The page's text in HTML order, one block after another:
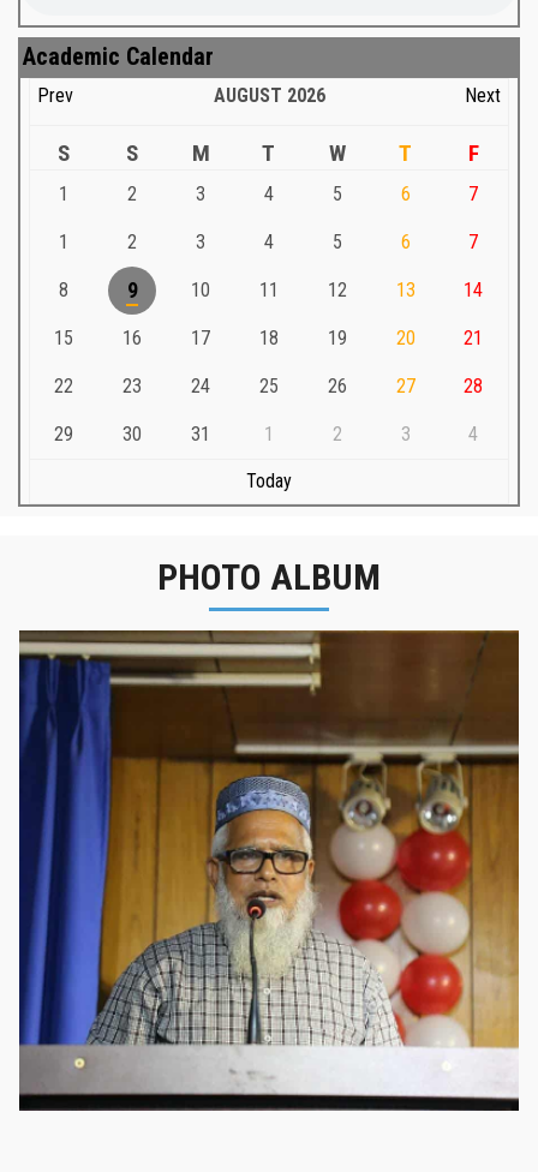
Academic Calendar
Prev AUGUST 2026 Next
S S M T W T F
1 2 3 4 5 6 7
1 2 3 4 5 6 7
8 9 10 11 12 13 14
15 16 17 18 19 20 21
22 23 24 25 26 27 28
29 30 31 1 2 3 4
Today
PHOTO ALBUM
নবীনবরণ - ২০২৫